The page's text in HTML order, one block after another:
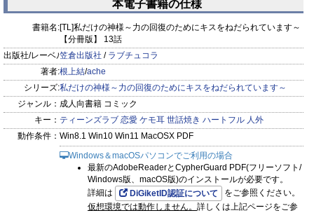
prev next
本電子書籍の仕様
書籍名:[TL]私だけの神様～力の回復のためにキスをねだられています～
【分冊版】 13話
出版社/レーベル:笠倉出版社 / ラブチュコラ
著者:根上結/ache
シリーズ:私だけの神様～力の回復のためにキスをねだられています～
ジャンル： 成人向書籍 コミック
キー： ティーンズラブ 恋愛 ケモ耳 世話焼き ハートフル 人外
動作条件： Win8.1 Win10 Win11 MacOSX PDF
Windows＆macOSパソコンでご利用の場合
最新のAdobeReaderとCypherGuard PDF(フリーソフト/
Windows版、macOS版)のインストールが必要です。
詳細は
DiGiketID認証について
をご参照ください。
仮想環境では動作しません。 詳しくは上記ページをご参